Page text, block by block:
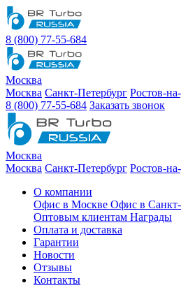
8 (800) 77-55-684
Москва
Москва Санкт-Петербург Ростов-
8 (800) 77-55-684 Заказать звонок
Москва
Москва Санкт-Петербург Ростов-
О компании
Офис в Москве Офис в Санкт-
Оптовым клиентам Награды
Оплата и доставка
Гарантии
Новости
Отзывы
Контакты